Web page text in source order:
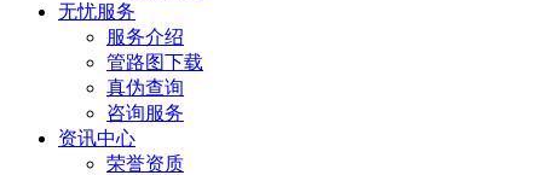
无忧服务
服务介绍
管路图下载
真伪查询
咨询服务
资讯中心
荣誉资质